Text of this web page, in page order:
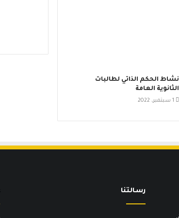
نشاط الحكم الذاتي لطالبات
الثانوية العامة
1 سبتمبر، 2022
رسـالتنا